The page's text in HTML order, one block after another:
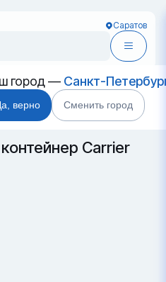
Саратов
город — Санкт-
верно Сменить город
контейнеры EGHU 501106-3
Carrier